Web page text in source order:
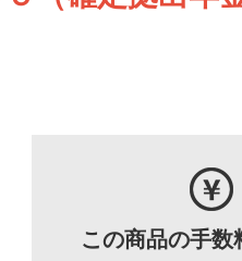
この商品の手数